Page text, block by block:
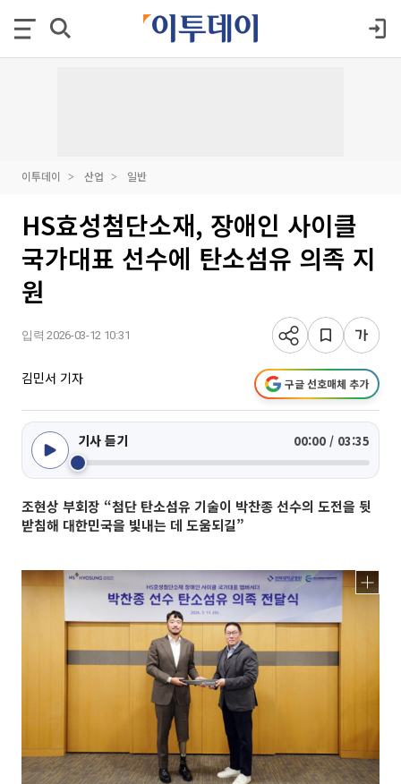
이투데이 산업 일반
HS효성첨단소재, 장애인 사이클
국가대표 선수에 탄소섬유 의족 지
원
입력 2026-03-12 10:31
김민서 기자 구글 선호매체 추가
기사 듣기 00:00 / 03:35
조현상 부회장 “첨단 탄소섬유 기술이 박찬종 선수의 도전을 뒷
받침해 대한민국을 빛내는 데 도움되길”